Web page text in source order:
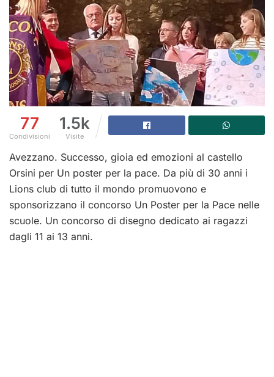
77
Condivisioni
1.5k
Visite
Avezzano. Successo, gioia ed emozioni al castello
Orsini per Un poster per la pace. Da più di 30 anni i
Lions club di tutto il mondo promuovono e
sponsorizzano il concorso Un Poster per la Pace nelle
scuole. Un concorso di disegno dedicato ai ragazzi
dagli 11 ai 13 anni.